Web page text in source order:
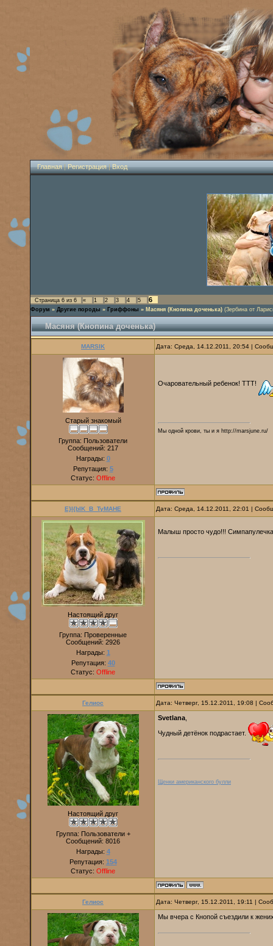
Главная|Регистрация|Вход
Страница 6 из 6 « 1 2 3 4 5 6
Форум » Другие породы » Гриффоны » Масяня (Кнопина доченька) (Зербина от
Масяня (Кнопина доченька)
MARSIK Дата: Среда, 14.12.2011, 20:54 |
Старый знакомый
Группа: Пользователи
Сообщений: 217
Награды: 0
Репутация: 5
Статус: Offline
Очаровательный ребенок! ТТТ!
Мы одной крови, ты и я http://marsjune.ru/
E}I{bIK_B_TyMAHE Дата: Среда, 14.12.2011, 22:01 |
Настоящий друг
Группа: Проверенные
Сообщений: 2926
Награды: 1
Репутация: 40
Статус: Offline
Малыш просто чудо!!!
Гелиос Дата: Четверг, 15.12.2011, 19:08 |
Настоящий друг
Группа: Пользователи +
Сообщений: 8016
Награды: 4
Репутация: 154
Статус: Offline
Svetlana
Чудный детёнок подрастает.
Щенки американского булли
Гелиос Дата: Четверг, 15.12.2011, 19:11 |
Мы вчера с Кнопой съездили к